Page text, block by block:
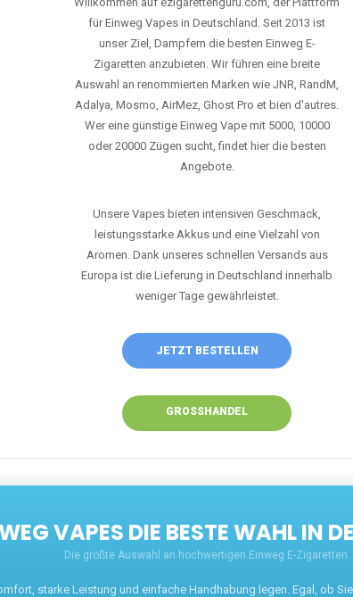
für Einweg Vapes in Deutschland. Seit 2013 ist
unser Ziel, Dampfern die besten Einweg E-
Zigaretten anzubieten. Wir führen eine breite
Auswahl an renommierten Marken wie JNR, RandM,
Adalya, Mosmo, AirMez, Ghost Pro et bien d'autres.
Wer eine günstige Einweg Vape mit 5000, 10000
oder 20000 Zügen sucht, findet hier die besten
Angebote.
Unsere Vapes bieten intensiven Geschmack,
leistungsstarke Akkus und eine Vielzahl von
Aromen. Dank unseres schnellen Versands aus
Europa ist die Lieferung in Deutschland innerhalb
weniger Tage gewährleistet.
JETZT BESTELLEN
GROSSHANDEL
VAPES DIE BESTE WAHL IN
Die größte Auswahl an hochwertigen Einweg E-Zigaretten.
starke Leistung und einfache Handhabung legen. Egal, ob